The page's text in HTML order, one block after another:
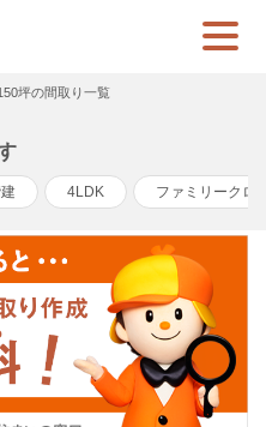
坪の間取り一覧
4LDK ファミリークロ